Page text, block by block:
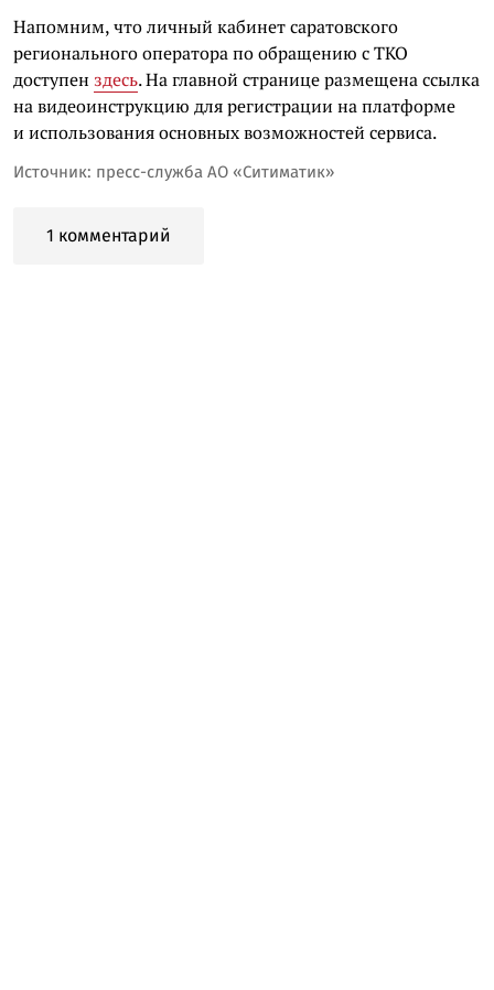
Напомним, что личный кабинет саратовского
регионального оператора по обращению с ТКО
доступен здесь. На главной странице размещена ссылка
на видеоинструкцию для регистрации на платформе
и использования основных возможностей сервиса.
Источник: пресс-служба АО «Ситиматик»
1 комментарий